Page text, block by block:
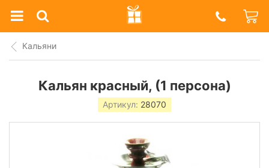
Prazdnik
Shop
Кальяни
Кальян красный, (1 персона)
Артикул: 28070